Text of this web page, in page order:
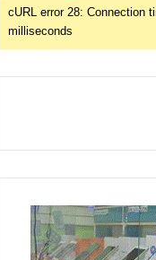
cURL error 28: Connection
milliseconds